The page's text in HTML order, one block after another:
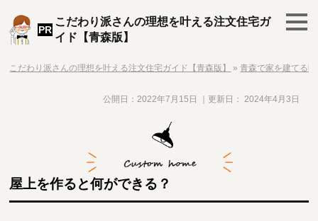
こだわり派さんの理想を叶える注文住宅ガ
イド【青森版】
こだわり派さんの理想を叶える注文住宅ガイド【青森版】 »青森で家を建てる
公開日： 2022年7月15日 ｜更新日： 2024年4月3日
屋上を作ると何ができる？